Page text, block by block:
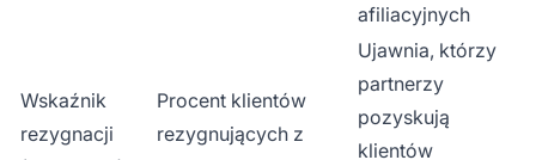
afiliacyjnych
Wskaźnik
rezygnacji
Procent klientów
rezygnujących z
Ujawnia, którzy
partnerzy
pozyskują
klientów